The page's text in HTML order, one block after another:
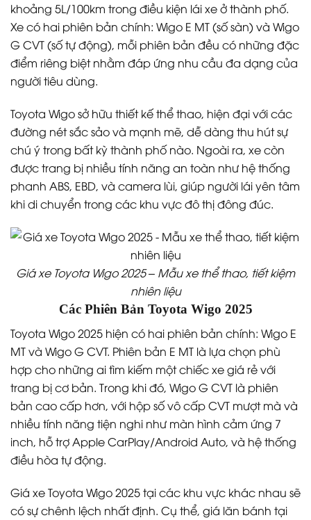
khoảng 5L/100km trong điều kiện lái xe ở thành phố.
Xe có hai phiên bản chính: Wigo E MT (số sàn) và Wigo
G CVT (số tự động), mỗi phiên bản đều có những đặc
điểm riêng biệt nhằm đáp ứng nhu cầu đa dạng của
người tiêu dùng.
Toyota Wigo sở hữu thiết kế thể thao, hiện đại với các
đường nét sắc sảo và mạnh mẽ, dễ dàng thu hút sự
chú ý trong bất kỳ thành phố nào. Ngoài ra, xe còn
được trang bị nhiều tính năng an toàn như hệ thống
phanh ABS, EBD, và camera lùi, giúp người lái yên tâm
khi di chuyển trong các khu vực đô thị đông đúc.
Giá xe Toyota Wigo 2025 – Mẫu xe thể thao, tiết kiệm
nhiên liệu
Các Phiên Bản Toyota Wigo 2025
Toyota Wigo 2025 hiện có hai phiên bản chính: Wigo E
MT và Wigo G CVT. Phiên bản E MT là lựa chọn phù
hợp cho những ai tìm kiếm một chiếc xe giá rẻ với
trang bị cơ bản. Trong khi đó, Wigo G CVT là phiên
bản cao cấp hơn, với hộp số vô cấp CVT mượt mà và
nhiều tính năng tiện nghi như màn hình cảm ứng 7
inch, hỗ trợ Apple CarPlay/Android Auto, và hệ thống
điều hòa tự động.
Giá xe Toyota Wigo 2025 tại các khu vực khác nhau sẽ
có sự chênh lệch nhất định. Cụ thể, giá lăn bánh tại